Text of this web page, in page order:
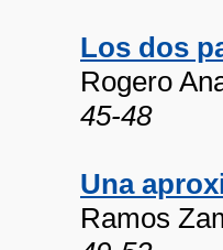
Los dos
Rogero
45-48
Una
Ramos